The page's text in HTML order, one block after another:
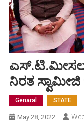
ನಿರತ
Genaral STATE
May 28, 2022